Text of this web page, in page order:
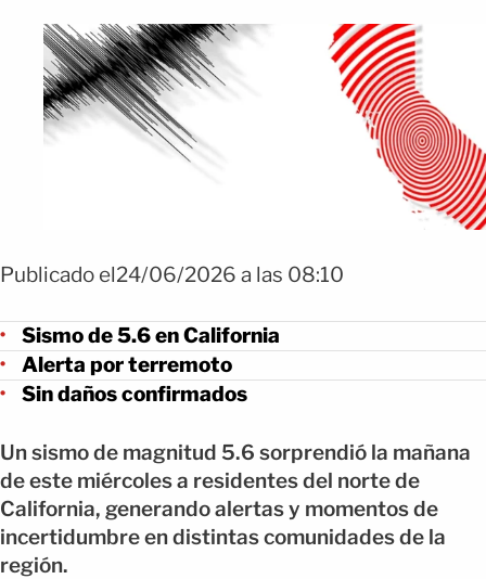
Publicado el24/06/2026 a las 08:10
Sismo de 5.6 en California
Alerta por terremoto
Sin daños confirmados
Un sismo de magnitud 5.6 sorprendió la mañana
de este miércoles a residentes del norte de
California, generando alertas y momentos de
incertidumbre en distintas comunidades de la
región.